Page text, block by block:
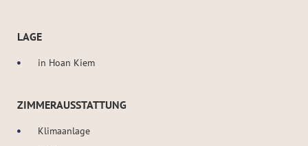
LAGE
in Hoan Kiem
ZIMMERAUSSTATTUNG
Klimaanlage